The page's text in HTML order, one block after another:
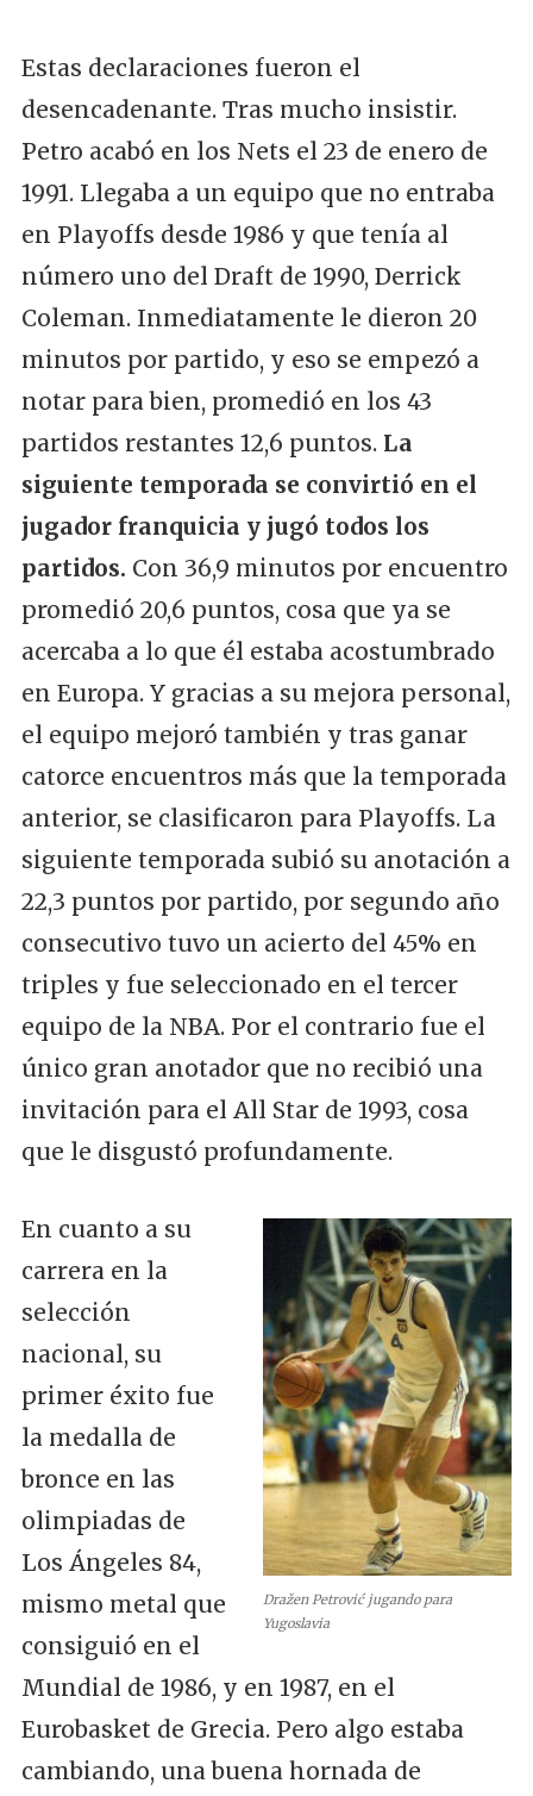
Estas declaraciones fueron el
desencadenante. Tras mucho insistir.
Petro acabó en los Nets el 23 de enero de
1991. Llegaba a un equipo que no entraba
en Playoffs desde 1986 y que tenía al
número uno del Draft de 1990, Derrick
Coleman. Inmediatamente le dieron 20
minutos por partido, y eso se empezó a
notar para bien, promedió en los 43
partidos restantes 12,6 puntos.La
siguiente temporada se convirtió en el
jugador franquicia y jugó todos los
partidos. Con 36,9 minutos por encuentro
promedió 20,6 puntos, cosa que ya se
acercaba a lo que él estaba acostumbrado
en Europa. Y gracias a su mejora personal,
el equipo mejoró también y tras ganar
catorce encuentros más que la temporada
anterior, se clasificaron para Playoffs. La
siguiente temporada subió su anotación a
22,3 puntos por partido, por segundo año
consecutivo tuvo un acierto del 45% en
triples y fue seleccionado en el tercer
equipo de la NBA. Por el contrario fue el
único gran anotador que no recibió una
invitación para el All Star de 1993, cosa
que le disgustó profundamente.
Dražen Petrović jugando para
Yugoslavia
En cuanto a su
carrera en la
selección
nacional, su
primer éxito fue
la medalla de
bronce en las
olimpiadas de
Los Ángeles 84,
mismo metal que
consiguió en el
Mundial de 1986, y en 1987, en el
Eurobasket de Grecia. Pero algo estaba
cambiando, una buena hornada de